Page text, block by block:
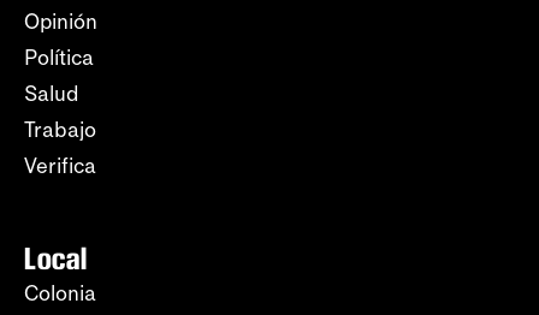
Opinión
Política
Salud
Trabajo
Verifica
Local
Colonia